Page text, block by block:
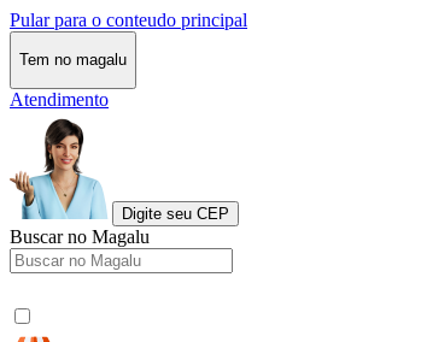
Pular para o conteudo principal
Tem no magalu
Atendimento
Digite seu CEP
Buscar no Magalu